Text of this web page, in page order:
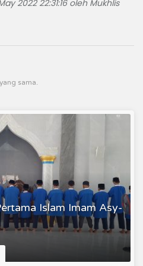
2022 22:31:16 oleh Mukhlis
sama.
Islam Imam Asy-